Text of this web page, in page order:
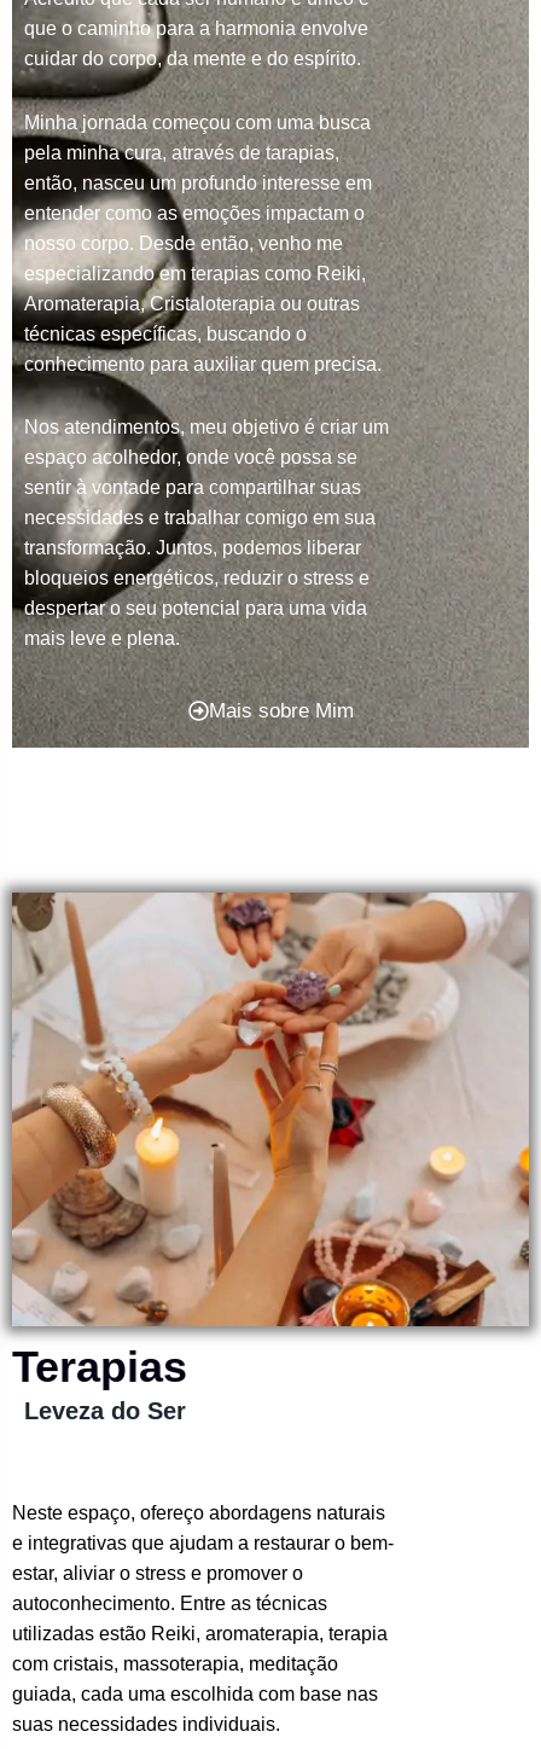
que o caminho para a harmonia envolve
cuidar do corpo, da mente e do espírito.
Minha jornada começou com uma busca
pela minha cura, através de tarapias,
então, nasceu um profundo interesse em
entender como as emoções impactam o
nosso corpo. Desde então, venho me
especializando em terapias como Reiki,
Aromaterapia, Cristaloterapia ou outras
técnicas específicas, buscando o
conhecimento para auxiliar quem precisa.
Nos atendimentos, meu objetivo é criar um
espaço acolhedor, onde você possa se
sentir à vontade para compartilhar suas
necessidades e trabalhar comigo em sua
transformação. Juntos, podemos liberar
bloqueios energéticos, reduzir o stress e
despertar o seu potencial para uma vida
mais leve e plena.
Mais sobre Mim
Terapias
Leveza do Ser
Neste espaço, ofereço abordagens naturais
e integrativas que ajudam a restaurar o bem-
estar, aliviar o stress e promover o
autoconhecimento. Entre as técnicas
utilizadas estão Reiki, aromaterapia, terapia
com cristais, massoterapia, meditação
guiada, cada uma escolhida com base nas
suas necessidades individuais.